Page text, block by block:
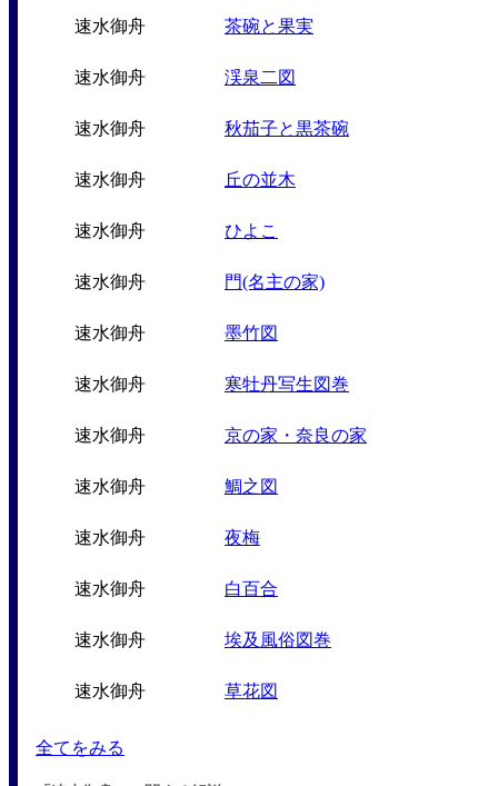
速水御舟 茶碗と果実
速水御舟 渓泉二図
速水御舟 秋茄子と黒茶碗
速水御舟 丘の並木
速水御舟 ひよこ
速水御舟 門(名主の家)
速水御舟 墨竹図
速水御舟 寒牡丹写生図巻
速水御舟 京の家・奈良の家
速水御舟 鯛之図
速水御舟 夜梅
速水御舟 白百合
速水御舟 埃及風俗図巻
速水御舟 草花図
全てをみる